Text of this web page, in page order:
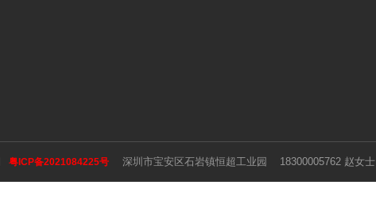
语言
粤ICP备2021084225号 深圳市宝安区石岩镇恒超工业园 18300005762 赵女士